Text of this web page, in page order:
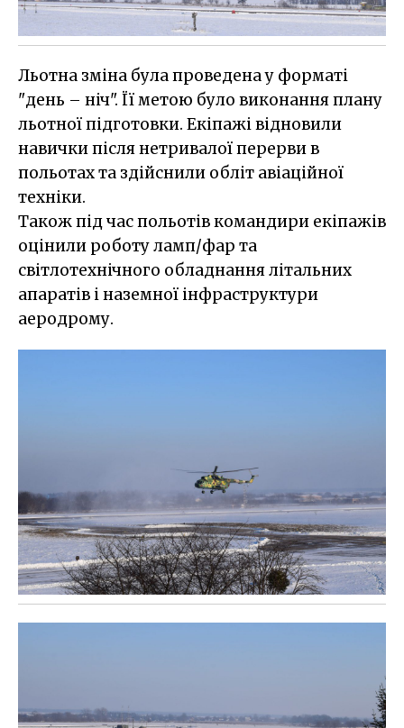
Льотна зміна була проведена у форматі
"день – ніч". Її метою було виконання плану
льотної підготовки. Екіпажі відновили
навички після нетривалої перерви в
польотах та здійснили обліт авіаційної
техніки.
Також під час польотів командири екіпажів
оцінили роботу ламп/фар та
світлотехнічного обладнання літальних
апаратів і наземної інфраструктури
аеродрому.